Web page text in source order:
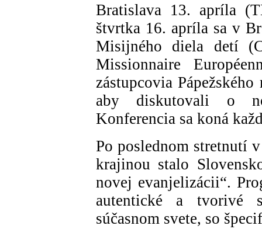
Bratislava 13. apríla
štvrtka 16. apríla sa v
Misijného diela detí
Missionnaire
zástupcovia
aby diskutovali o
Konferencia sa koná
Po poslednom stretnutí
krajinou stalo
novej evanjelizácii“.
autentické a tvorivé
súčasnom svete, so